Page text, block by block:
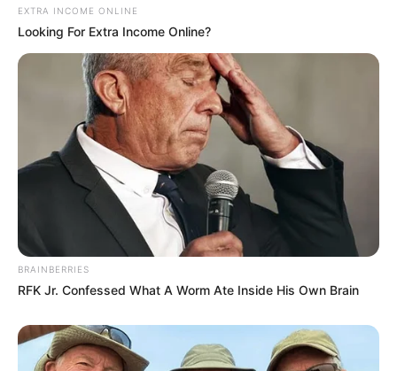
EXTRA INCOME ONLINE
Looking For Extra Income Online?
BRAINBERRIES
RFK Jr. Confessed What A Worm Ate Inside His Own Brain